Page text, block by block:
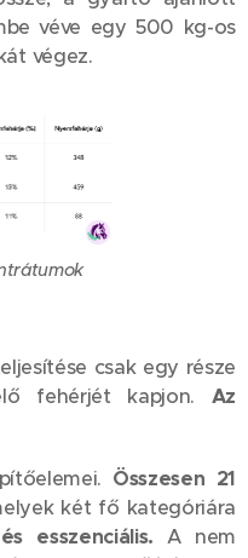
véve egy 500 kg-os
végez.
csak egy része
fehérjét kapjon. Az
Összesen 21
két fő kategóriára
esszenciális. A nem